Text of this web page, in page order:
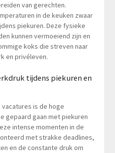
van gerechten.
in de keuken zwaar
piekuren. Deze fysieke
kunnen vermoeiend zijn en
koks die streven naar
en privéleven.
tijdens piekuren en
vacatures is de hoge
gepaard gaan met piekuren
intense momenten in de
met strakke deadlines,
en de constante druk om